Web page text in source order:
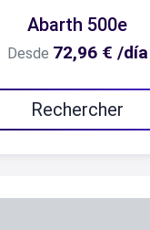
Abarth 500e
Desde 72,96 € /día
Rechercher